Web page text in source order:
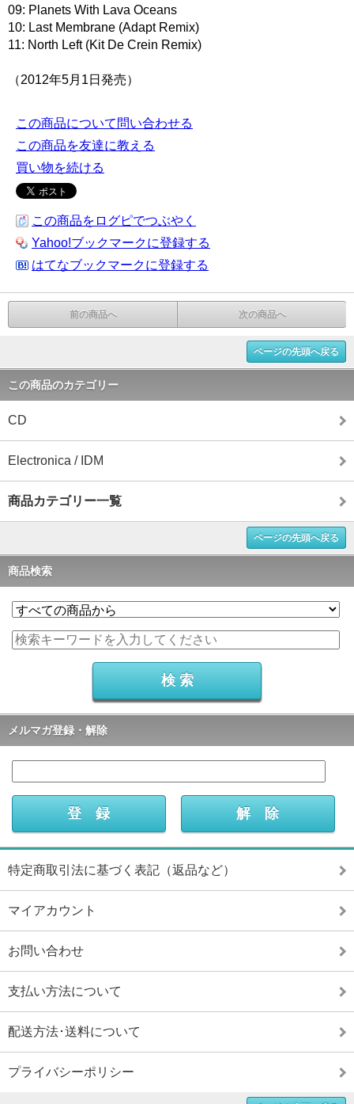
09: Planets With Lava Oceans
10: Last Membrane (Adapt Remix)
11: North Left (Kit De Crein Remix)
（2012年5月1日発売）
この商品について問い合わせる
この商品を友達に教える
買い物を続ける
この商品をログピでつぶやく
Yahoo!ブックマークに登録する
はてなブックマークに登録する
前の商品へ 次の商品へ
ページの先頭へ戻る
この商品のカテゴリー
CD
Electronica / IDM
商品カテゴリー一覧
ページの先頭へ戻る
商品検索
メルマガ登録・解除
特定商取引法に基づく表記（返品など）
マイアカウント
お問い合わせ
支払い方法について
配送方法･送料について
プライバシーポリシー